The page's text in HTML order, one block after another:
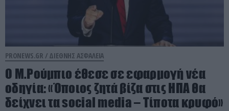
PRONEWS.GR / ΔΙΕΘΝΗΣ ΑΣΦΑΛΕΙΑ
Ο Μ.Ρούμπιο έθεσε σε εφαρμογή νέα
οδηγία: «Όποιος ζητά βίζα στις ΗΠΑ θα
δείχνει τα social media – Τίποτα κρυφό»